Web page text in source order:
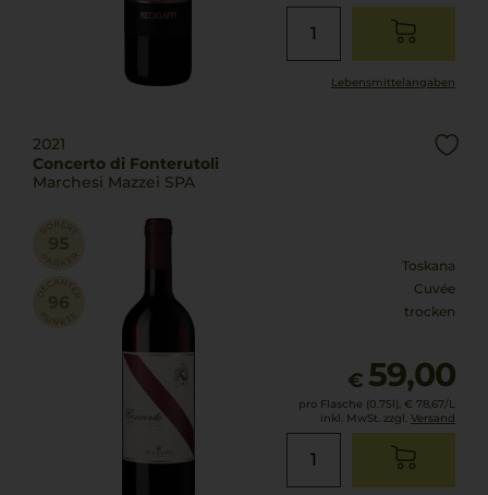
Lebensmittel­angaben
2021
Concerto di Fonterutoli
Marchesi Mazzei SPA
Toskana
Cuvée
trocken
€ 59,00
pro Flasche (0.75l), € 78,67/L
inkl. MwSt. zzgl. Versand